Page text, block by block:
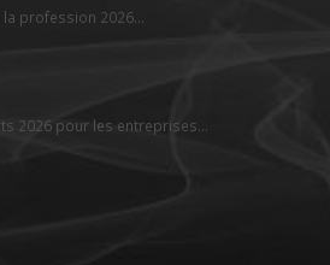
profession 2026...
2026 pour les entreprises...